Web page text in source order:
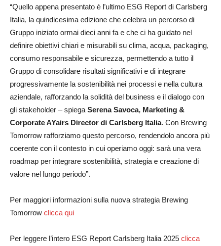
“Quello appena presentato è l’ultimo ESG Report di Carlsberg
Italia, la quindicesima edizione che celebra un percorso di
Gruppo iniziato ormai dieci anni fa e che ci ha guidato nel
definire obiettivi chiari e misurabili su clima, acqua, packaging,
consumo responsabile e sicurezza, permettendo a tutto il
Gruppo di consolidare risultati significativi e di integrare
progressivamente la sostenibilità nei processi e nella cultura
aziendale, rafforzando la solidità del business e il dialogo con
gli stakeholder – spiega Serena Savoca, Marketing &
Corporate AYairs Director di Carlsberg Italia. Con Brewing
Tomorrow rafforziamo questo percorso, rendendolo ancora più
coerente con il contesto in cui operiamo oggi: sarà una vera
roadmap per integrare sostenibilità, strategia e creazione di
valore nel lungo periodo”.
Per maggiori informazioni sulla nuova strategia Brewing
Tomorrow clicca qui
Per leggere l’intero ESG Report Carlsberg Italia 2025 clicca